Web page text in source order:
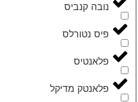
‮נובה קנביס‬
‮פיס נטורלס‬
‮פלאנטיס‬
‮פלאנטק מדיקל‬